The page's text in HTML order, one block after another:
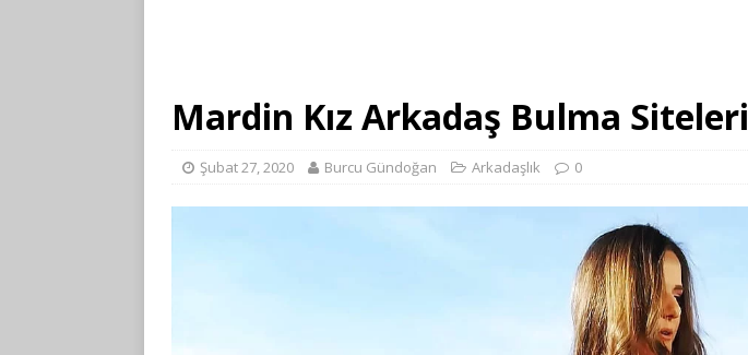
Mardin Kız Arkadaş Bulma Siteleri
Şubat 27, 2020 Burcu Gündoğan Arkadaşlık 0